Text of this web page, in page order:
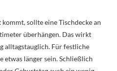
sollte eine Tischdecke an
überhängen. Das wirkt
alltagstauglich. Für festliche
etwas länger sein. Schließlich